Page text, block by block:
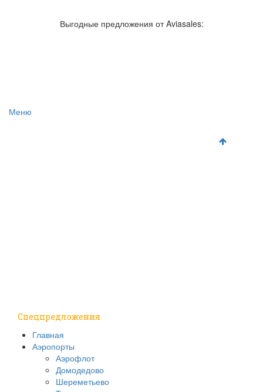
Отзывы об аэропортах
Отслеживание самолетов онлайн
Поиск авиакасс
Выгодные предложения от Aviasales:
Меню
Спецпредложения
Главная
Аэропорты
Аэрофлот
Домодедово
Шереметьево